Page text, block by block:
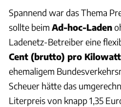
Spannend war das Thema
sollte beim Ad-hoc-Laden
Ladenetz-Betreiber eine
Cent (brutto) pro
ehemaligem
Scheuer hätte das
Literpreis von knapp 1,35